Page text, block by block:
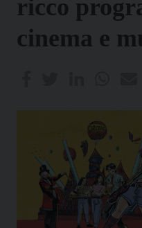
ricco
cinema e